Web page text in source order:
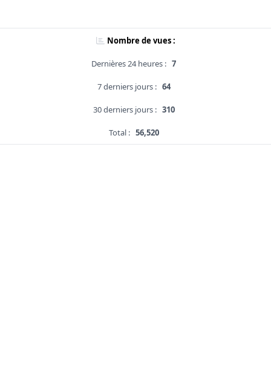
Nombre de vues :
Dernières 24 heures : 7
7 derniers jours : 64
30 derniers jours : 310
Total : 56,520